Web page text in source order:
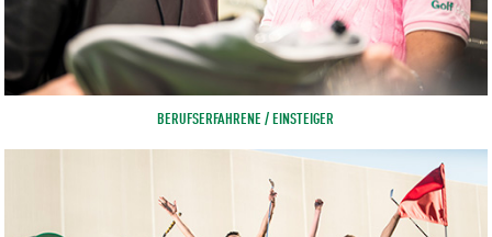
BERUFSERFAHRENE / EINSTEIGER